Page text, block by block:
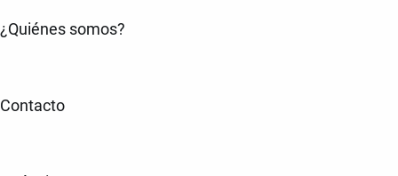
¿Quiénes somos?
Contacto